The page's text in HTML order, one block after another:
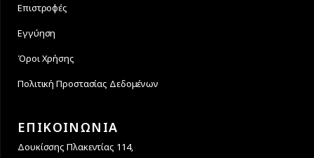
Επιστροφές
Εγγύηση
Όροι Χρήσης
Πολιτική Προστασίας Δεδομένων
ΕΠΙΚΟΙΝΩΝΙΑ
Δουκίσσης Πλακεντίας 114,